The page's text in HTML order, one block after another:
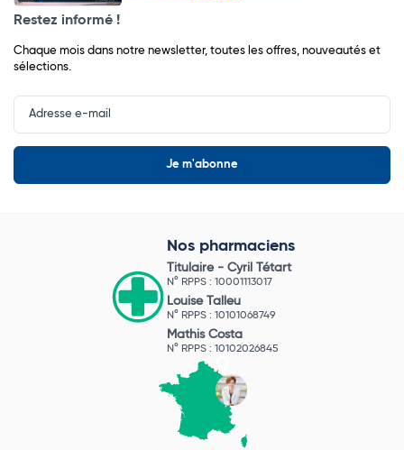
Restez informé !
Chaque mois dans notre newsletter, toutes les offres, nouveautés et
sélections.
Input
Newsletter
Nos pharmaciens
Titulaire - Cyril Tétart
N° RPPS : 10001113017
Louise Talleu
N° RPPS : 10101068749
Mathis Costa
N° RPPS : 10102026845